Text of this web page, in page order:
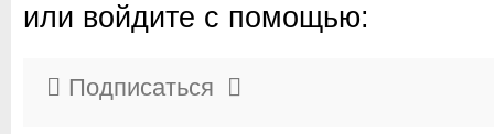
или войдите с помощью:
Подписаться